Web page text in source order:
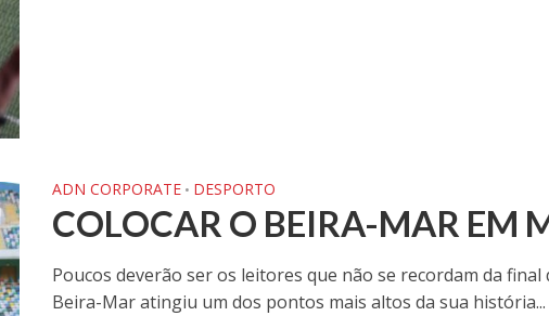
ADN CORPORATE • DESPORTO
COLOCAR O BEIRA-MAR EM
Poucos deverão ser os leitores que não se recordam da
Beira-Mar atingiu um dos pontos mais altos da sua história...